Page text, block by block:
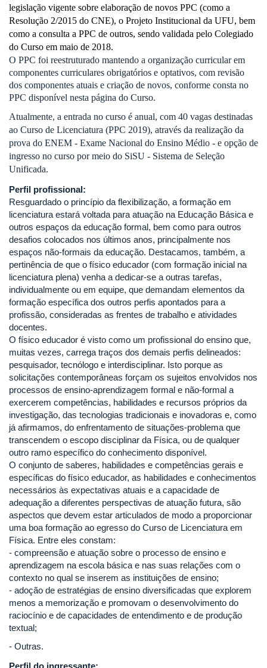
legislação vigente sobre elaboração de novos PPC (como a
Resolução 2/2015 do CNE), o Projeto Institucional da UFU, bem
como a consulta a PPC de outros, sendo validada pelo Colegiado
do Curso em maio de 2018.
O PPC foi reestruturado mantendo a organização curricular em
componentes curriculares obrigatórios e optativos, com revisão
dos componentes atuais e criação de novos, conforme consta no
PPC disponível nesta página do Curso.
Atualmente, a entrada no curso é anual, com 40 vagas destinadas
ao Curso de Licenciatura (PPC 2019), através da realização da
prova do ENEM - Exame Nacional do Ensino Médio - e opção de
ingresso no curso por meio do SiSU - Sistema de Seleção
Unificada.
Perfil profissional:
Resguardado o princípio da flexibilização, a formação em
licenciatura estará voltada para atuação na Educação Básica e
outros espaços da educação formal, bem como para outros
desafios colocados nos últimos anos, principalmente nos
espaços não-formais da educação. Destacamos, também, a
pertinência de que o físico educador (com formação inicial na
licenciatura plena) venha a dedicar-se a outras tarefas,
individualmente ou em equipe, que demandam elementos da
formação específica dos outros perfis apontados para a
profissão, consideradas as frentes de trabalho e atividades
docentes.
O físico educador é visto como um profissional do ensino que,
muitas vezes, carrega traços dos demais perfis delineados:
pesquisador, tecnólogo e interdisciplinar. Isto porque as
solicitações contemporâneas forçam os sujeitos envolvidos nos
processos de ensino-aprendizagem formal e não-formal a
exercerem competências, habilidades e recursos próprios da
investigação, das tecnologias tradicionais e inovadoras e, como
já afirmamos, do enfrentamento de situações-problema que
transcendem o escopo disciplinar da Física, ou de qualquer
outro ramo específico do conhecimento disponível.
O conjunto de saberes, habilidades e competências gerais e
específicas do físico educador, as habilidades e conhecimentos
necessários às expectativas atuais e a capacidade de
adequação a diferentes perspectivas de atuação futura, são
aspectos que devem estar articulados de modo a proporcionar
uma boa formação ao egresso do Curso de Licenciatura em
Física. Entre eles constam:
- compreensão e atuação sobre o processo de ensino e
aprendizagem na escola básica e nas suas relações com o
contexto no qual se inserem as instituições de ensino;
- adoção de estratégias de ensino diversificadas que explorem
menos a memorização e promovam o desenvolvimento do
raciocínio e de capacidades de entendimento e de produção
textual;
- Outras.